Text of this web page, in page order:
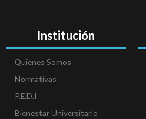
Institución
Quienes Somos
Normativas
P.E.D.I
Bienestar Universitario